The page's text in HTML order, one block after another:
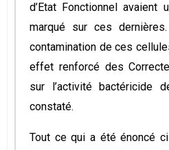
d’Etat Fonctionnel
marqué sur ces
contamination de ces
effet renforcé des
sur l’activité bactéricide
constaté.
Tout ce qui a été énoncé